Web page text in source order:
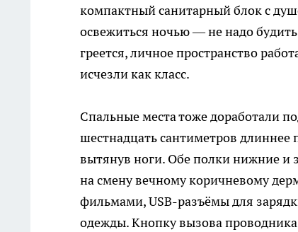
компактный санитарный блок с
освежиться ночью — не надо будить
греется, личное пространство
исчезли как класс.
Спальные места тоже доработали
шестнадцать сантиметров
вытянув ноги. Обе полки нижние и
на смену вечному коричневому
фильмами, USB-разъёмы для
одежды. Кнопку вызова